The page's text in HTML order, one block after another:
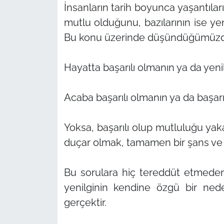
İnsanların tarih boyunca
mutlu olduğunu, bazılarının ise
Bu konu üzerinde
Hayatta başarılı olmanın ya da
Acaba başarılı olmanın ya da
Yoksa, başarılı olup mutluluğu
duçar olmak, tamamen bir şans ve
Bu sorulara hiç tereddüt
yenilginin kendine özgü bir
gerçektir.